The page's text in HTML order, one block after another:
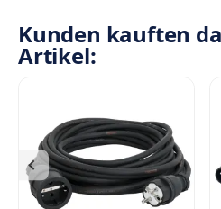
Kunden kauften
Artikel: